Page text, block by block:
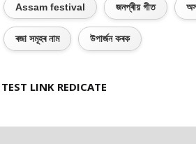
Assam festival জনপ্ৰীয় গীত
ৰজা সমূহৰ নাম উপাৰ্জন কৰক
TEST LINK REDICATE